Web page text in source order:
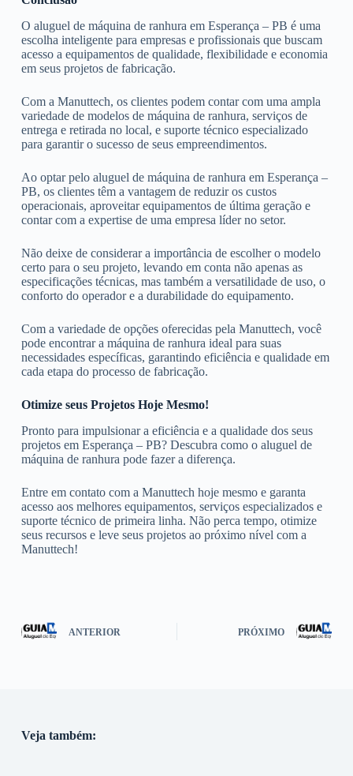
O aluguel de máquina de ranhura em Esperança – PB é uma
escolha inteligente para empresas e profissionais que buscam
acesso a equipamentos de qualidade, flexibilidade e economia
em seus projetos de fabricação.
Com a Manuttech, os clientes podem contar com uma ampla
variedade de modelos de máquina de ranhura, serviços de
entrega e retirada no local, e suporte técnico especializado
para garantir o sucesso de seus empreendimentos.
Ao optar pelo aluguel de máquina de ranhura em Esperança –
PB, os clientes têm a vantagem de reduzir os custos
operacionais, aproveitar equipamentos de última geração e
contar com a expertise de uma empresa líder no setor.
Não deixe de considerar a importância de escolher o modelo
certo para o seu projeto, levando em conta não apenas as
especificações técnicas, mas também a versatilidade de uso, o
conforto do operador e a durabilidade do equipamento.
Com a variedade de opções oferecidas pela Manuttech, você
pode encontrar a máquina de ranhura ideal para suas
necessidades específicas, garantindo eficiência e qualidade em
cada etapa do processo de fabricação.
Otimize seus Projetos Hoje Mesmo!
Pronto para impulsionar a eficiência e a qualidade dos seus
projetos em Esperança – PB? Descubra como o aluguel de
máquina de ranhura pode fazer a diferença.
Entre em contato com a Manuttech hoje mesmo e garanta
acesso aos melhores equipamentos, serviços especializados e
suporte técnico de primeira linha. Não perca tempo, otimize
seus recursos e leve seus projetos ao próximo nível com a
Manuttech!
ANTERIOR PRÓXIMO
Veja também: